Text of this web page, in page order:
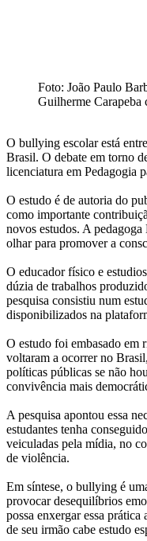
Foto: João Paulo
Guilherme Carapeba
O bullying escolar está
Brasil. O debate em torno
licenciatura em Pedagogia
O estudo é de autoria do
como importante
novos estudos. A
olhar para promover a
O educador físico e
dúzia de trabalhos
pesquisa consistiu num
disponibilizados na
O estudo foi embasado em
voltaram a ocorrer no
políticas públicas se não
convivência mais
A pesquisa apontou essa
estudantes tenha
veiculadas pela mídia, no
de violência.
Em síntese, o bullying é
provocar desequilíbrios
possa enxergar essa
de seu irmão cabe estudo